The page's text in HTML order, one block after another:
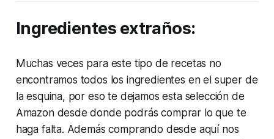
Ingredientes extraños:
Muchas veces para este tipo de recetas no
encontramos todos los ingredientes en el super de
la esquina, por eso te dejamos esta selección de
Amazon desde donde podrás comprar lo que te
haga falta. Además comprando desde aquí nos